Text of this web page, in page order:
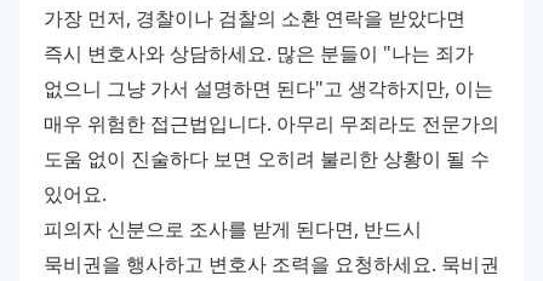
가장 먼저, 경찰이나 검찰의 소환 연락을 받았다면
즉시 변호사와 상담하세요. 많은 분들이 "나는 죄가
없으니 그냥 가서 설명하면 된다"고 생각하지만, 이는
매우 위험한 접근법입니다. 아무리 무죄라도 전문가의
도움 없이 진술하다 보면 오히려 불리한 상황이 될 수
있어요.
피의자 신분으로 조사를 받게 된다면, 반드시
묵비권을 행사하고 변호사 조력을 요청하세요. 묵비권